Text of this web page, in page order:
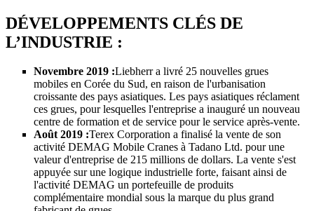
DÉVELOPPEMENTS CLÉS DE
L’INDUSTRIE :
Novembre 2019 :Liebherr a livré 25 nouvelles grues
mobiles en Corée du Sud, en raison de l'urbanisation
croissante des pays asiatiques. Les pays asiatiques réclament
ces grues, pour lesquelles l'entreprise a inauguré un nouveau
centre de formation et de service pour le service après-vente.
Août 2019 :Terex Corporation a finalisé la vente de son
activité DEMAG Mobile Cranes à Tadano Ltd. pour une
valeur d'entreprise de 215 millions de dollars. La vente s'est
appuyée sur une logique industrielle forte, faisant ainsi de
l'activité DEMAG un portefeuille de produits
complémentaire mondial sous la marque du plus grand